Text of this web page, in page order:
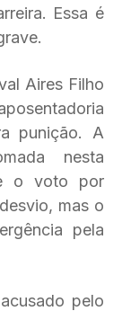
Essa é
Aires Filho
punição. A
nesta
o voto por
mas o
pela
pelo